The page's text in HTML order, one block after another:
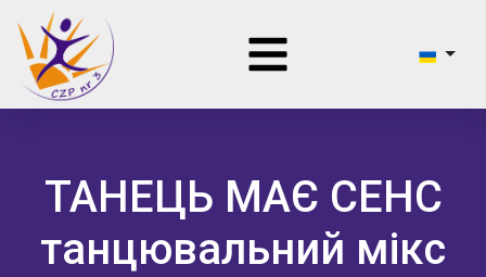
ТАНЕЦЬ МАЄ СЕНС
танцювальний мікс